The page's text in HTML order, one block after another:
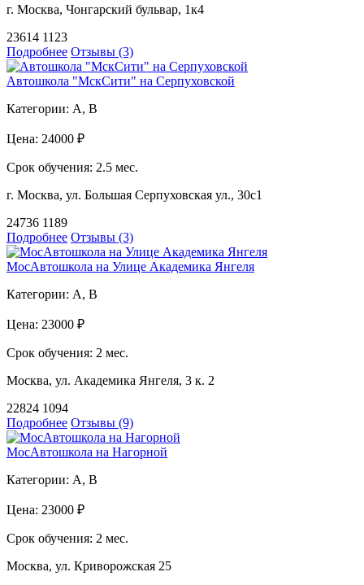
г. Москва, Чонгарский бульвар, 1к4
23614 1123
Подробнее Отзывы (3)
Автошкола "МскСити" на Серпуховской
Категории: A, B
Цена: 24000 ₽
Срок обучения: 2.5 мес.
г. Москва, ул. Большая Серпуховская ул., 30с1
24736 1189
Подробнее Отзывы (3)
МосАвтошкола на Улице Академика Янгеля
Категории: A, B
Цена: 23000 ₽
Срок обучения: 2 мес.
Москва, ул. Академика Янгеля, 3 к. 2
22824 1094
Подробнее Отзывы (9)
МосАвтошкола на Нагорной
Категории: A, B
Цена: 23000 ₽
Срок обучения: 2 мес.
Москва, ул. Криворожская 25